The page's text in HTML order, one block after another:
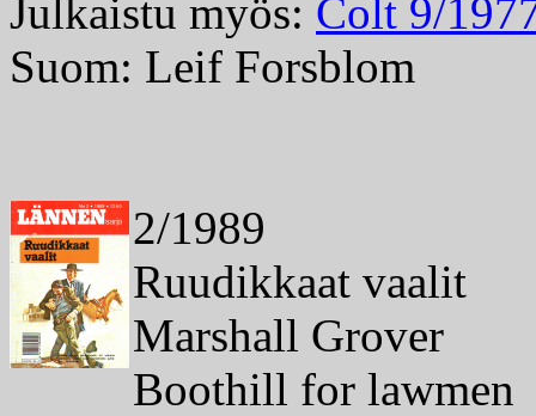
Julkaistu myös: Colt 9/
Suom: Leif Forsblom
2/1989
Ruudikkaat vaalit
Marshall Grover
Boothill for lawmen